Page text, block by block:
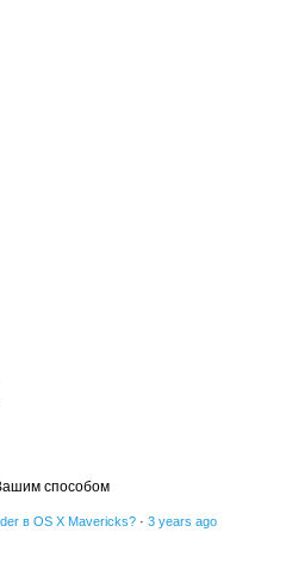
способом
в OS X Mavericks? · 3 years ago